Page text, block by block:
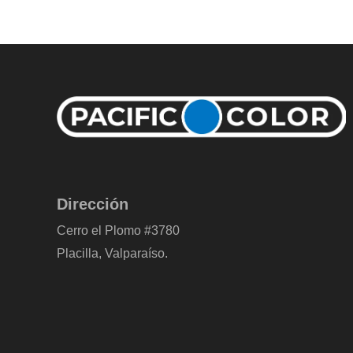
Dirección
Cerro el Plomo #3780
Placilla, Valparaíso.